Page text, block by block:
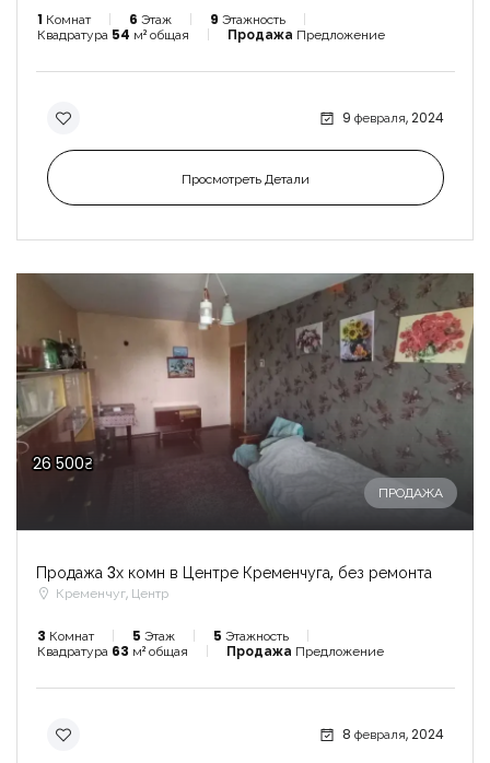
1 Комнат 6 Этаж 9 Этажность
Квадратура 54 м² общая Продажа Предложение
9 февраля, 2024
Просмотреть Детали
26 500₴
ПРОДАЖА
Продажа 3х комн в Центре Кременчуга, без ремонта
Кременчуг, Центр
3 Комнат 5 Этаж 5 Этажность
Квадратура 63 м² общая Продажа Предложение
8 февраля, 2024